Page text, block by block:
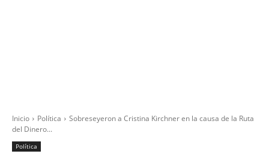
Inicio Política
Sobreseyeron a Cristina Kirchner en la causa de la Ruta
del Dinero...
Política